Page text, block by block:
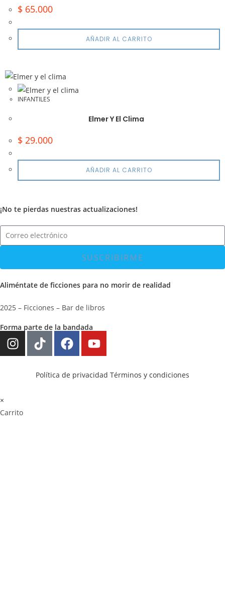
$ 65.000
AÑADIR AL CARRITO
INFANTILES
Elmer Y El Clima
$ 29.000
AÑADIR AL CARRITO
¡No te pierdas nuestras actualizaciones!
SUSCRIBIRME
Aliméntate de ficciones para no morir de realidad
2025 – Ficciones – Bar de libros
Forma parte de la bandada
Política de privacidad Términos y condiciones
×
Carrito